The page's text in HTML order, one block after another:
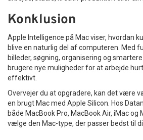
Konklusion
Apple Intelligence på Mac viser, hvordan
blive en naturlig del af computeren. Med
billeder, søgning, organisering og
brugere nye muligheder for at arbejde
effektivt.
Overvejer du at opgradere, kan det være
en brugt Mac med Apple Silicon. Hos
både MacBook Pro, MacBook Air, iMac og
vælge den Mac-type, der passer bedst til